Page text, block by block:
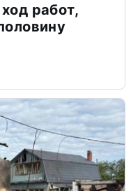
работ,